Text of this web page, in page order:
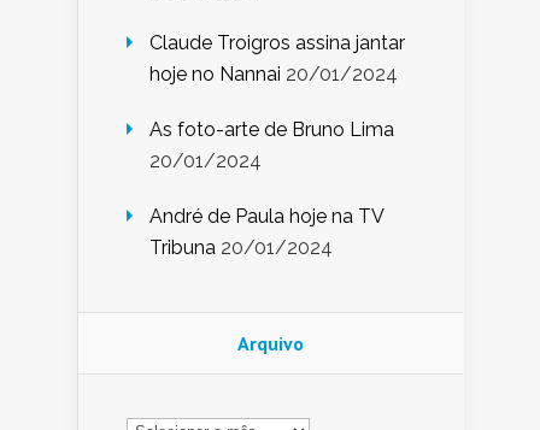
Claude Troigros assina jantar
hoje no Nannai 20/01/2024
As foto-arte de Bruno Lima
20/01/2024
André de Paula hoje na TV
Tribuna 20/01/2024
Arquivo
Arquivo